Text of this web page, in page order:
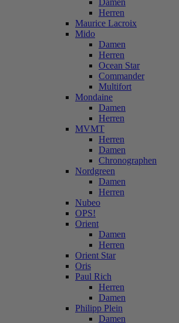
Damen
Herren
Maurice Lacroix
Mido
Damen
Herren
Ocean Star
Commander
Multifort
Mondaine
Damen
Herren
MVMT
Herren
Damen
Chronographen
Nordgreen
Damen
Herren
Nubeo
OPS!
Orient
Damen
Herren
Orient Star
Oris
Paul Rich
Herren
Damen
Philipp Plein
Damen